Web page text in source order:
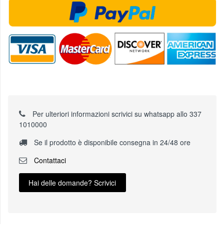
Per ulteriori informazioni scrivici su whatsapp allo 337
1010000
Se il prodotto è disponibile consegna in 24/48 ore
Contattaci
Hai delle domande? Scrivici